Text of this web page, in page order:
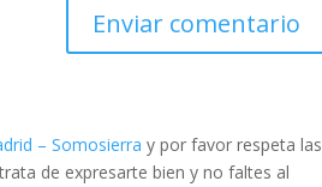
– Somosierra y por favor respeta las
de expresarte bien y no faltes al